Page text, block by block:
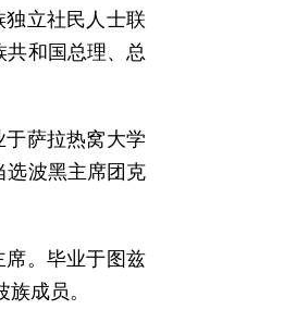
独立社民人士联
共和国总理、总
萨拉热窝大学
选波黑主席团克
席。毕业于图兹
成员。